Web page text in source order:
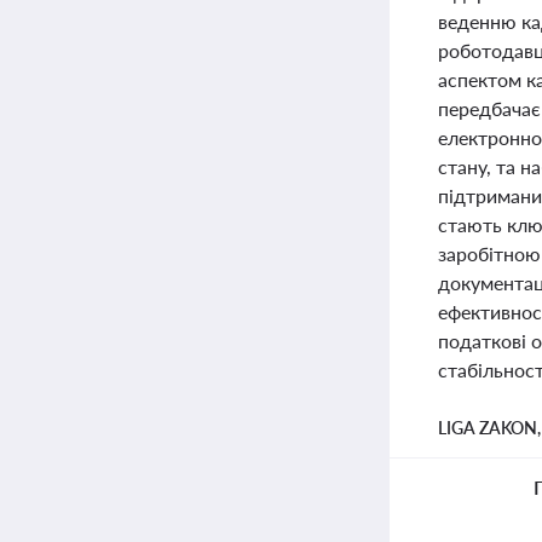
веденню
аспектом
стану, та
стають
податкові
LIGA